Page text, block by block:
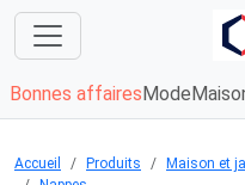
Bonnes affaires Mode
Accueil Produits Maison et